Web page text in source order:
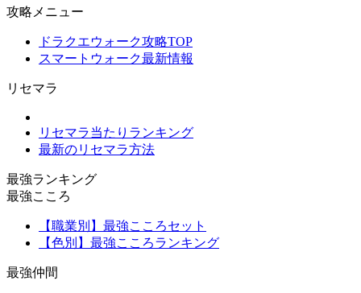
攻略メニュー
ドラクエウォーク攻略TOP
スマートウォーク最新情報
リセマラ
リセマラ当たりランキング
最新のリセマラ方法
最強ランキング
最強こころ
【職業別】最強こころセット
【色別】最強こころランキング
最強仲間